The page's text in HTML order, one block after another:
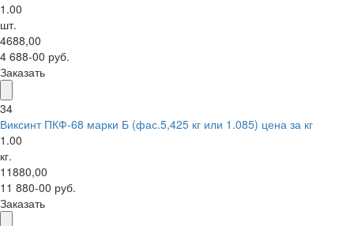
1.00
шт.
4688,00
4 688-00 руб.
Заказать
34
Виксинт ПКФ-68 марки Б (фас.5,425 кг или 1.085) цена за кг
1.00
кг.
11880,00
11 880-00 руб.
Заказать